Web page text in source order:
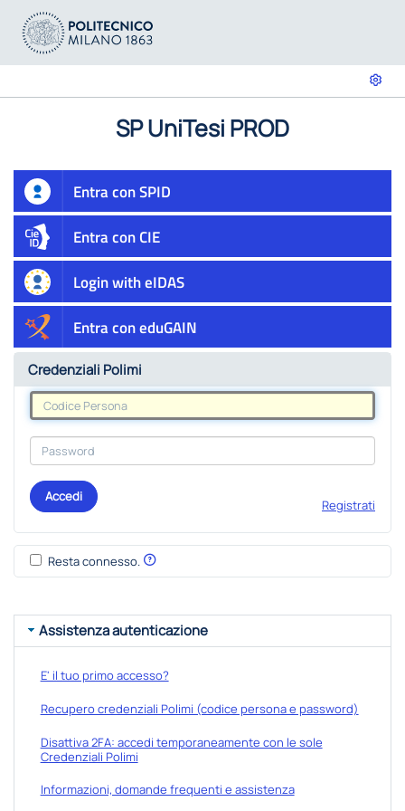
SP UniTesi PROD
Entra con SPID
Entra con CIE
Login with eIDAS
Entra con eduGAIN
Credenziali Polimi
Accedi
Registrati
Resta connesso.
Assistenza autenticazione
E' il tuo primo accesso?
Recupero credenziali Polimi (codice persona e password)
Disattiva 2FA: accedi temporaneamente con le sole
Credenziali Polimi
Informazioni, domande frequenti e assistenza